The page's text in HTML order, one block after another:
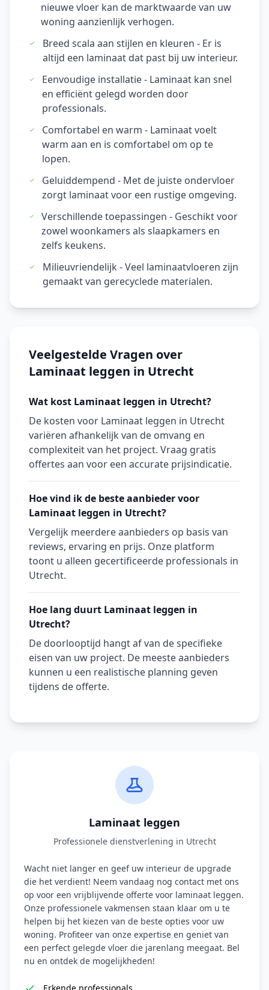
nieuwe vloer kan de marktwaarde van uw
woning aanzienlijk verhogen.
Breed scala aan stijlen en kleuren - Er is
altijd een laminaat dat past bij uw interieur.
Eenvoudige installatie - Laminaat kan snel
en efficiënt gelegd worden door
professionals.
Comfortabel en warm - Laminaat voelt
warm aan en is comfortabel om op te
lopen.
Geluiddempend - Met de juiste ondervloer
zorgt laminaat voor een rustige omgeving.
Verschillende toepassingen - Geschikt voor
zowel woonkamers als slaapkamers en
zelfs keukens.
Milieuvriendelijk - Veel laminaatvloeren zijn
gemaakt van gerecyclede materialen.
Veelgestelde Vragen over
Laminaat leggen in Utrecht
Wat kost Laminaat leggen in Utrecht?
De kosten voor Laminaat leggen in Utrecht
variëren afhankelijk van de omvang en
complexiteit van het project. Vraag gratis
offertes aan voor een accurate prijsindicatie.
Hoe vind ik de beste aanbieder voor
Laminaat leggen in Utrecht?
Vergelijk meerdere aanbieders op basis van
reviews, ervaring en prijs. Onze platform
toont u alleen gecertificeerde professionals in
Utrecht.
Hoe lang duurt Laminaat leggen in
Utrecht?
De doorlooptijd hangt af van de specifieke
eisen van uw project. De meeste aanbieders
kunnen u een realistische planning geven
tijdens de offerte.
Laminaat leggen
Professionele dienstverlening in Utrecht
Wacht niet langer en geef uw interieur de upgrade
die het verdient! Neem vandaag nog contact met ons
op voor een vrijblijvende offerte voor laminaat leggen.
Onze professionele vakmensen staan klaar om u te
helpen bij het kiezen van de beste opties voor uw
woning. Profiteer van onze expertise en geniet van
een perfect gelegde vloer die jarenlang meegaat. Bel
nu en ontdek de mogelijkheden!